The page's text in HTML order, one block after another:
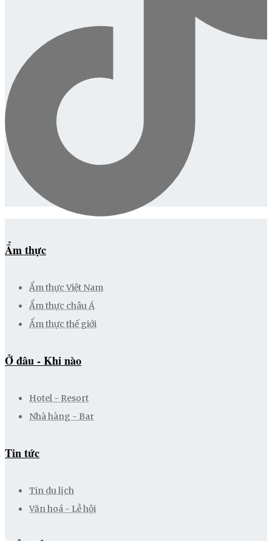
Ẩm thực
Ẩm thực Việt Nam
Ẩm thực châu Á
Ẩm thực thế giới
Ở đâu - Khi nào
Hotel - Resort
Nhà hàng - Bar
Tin tức
Tin du lịch
Văn hoá - Lễ hội